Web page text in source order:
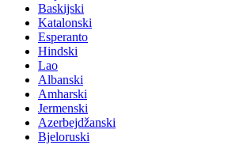
Baskijski
Katalonski
Esperanto
Hindski
Lao
Albanski
Amharski
Jermenski
Azerbejdžanski
Bjeloruski